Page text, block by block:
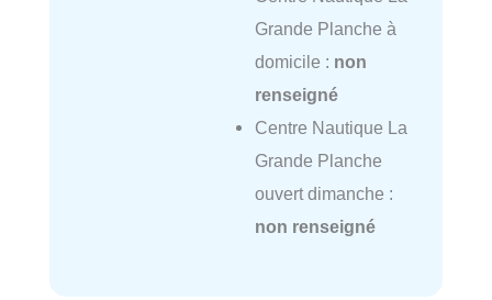
Grande Planche à
domicile : non
renseigné
Centre Nautique La
Grande Planche
ouvert dimanche :
non renseigné